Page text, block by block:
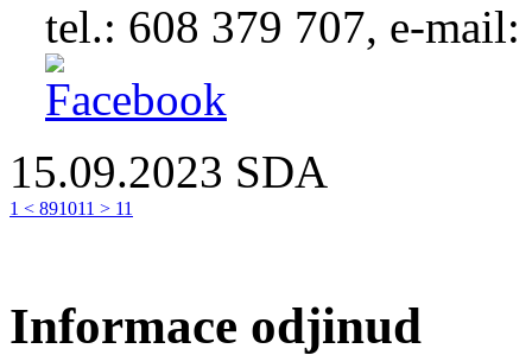
tel.: 608 379 707, e-mail:
15.09.2023 SDA
1 < 891011 > 11
Informace odjinud